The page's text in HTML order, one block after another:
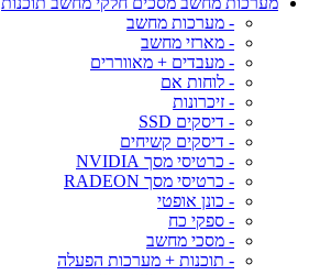
- מערכות מחשב
- מארזי מחשב
- מעבדים + מאווררים
- לוחות אם
- זיכרונות
- דיסקים SSD
- דיסקים קשיחים
- כרטיסי מסך NVIDIA
- כרטיסי מסך RADEON
- כונן אופטי
- ספקי כח
- מסכי מחשב
- תוכנות + מערכות הפעלה